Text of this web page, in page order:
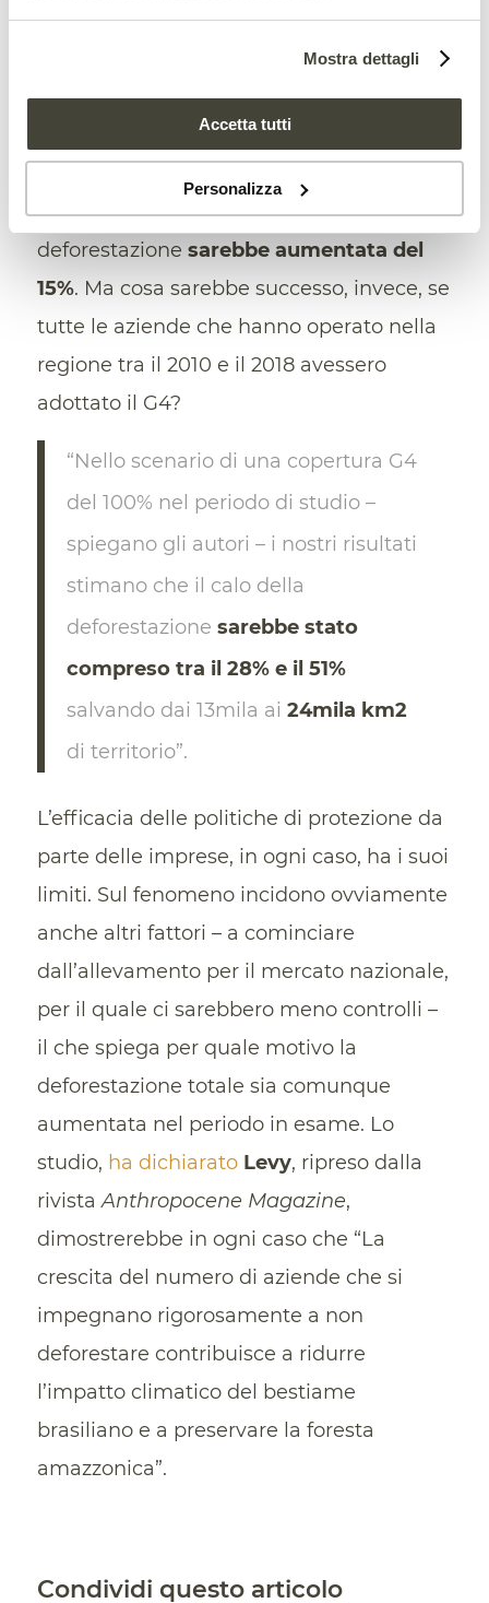
Mostra dettagli
Accetta tutti
Personalizza
La deforestazione si può
Elaborando i modelli matematici, gli
autori hanno così calcolato l’impatto delle
verificando ad esempio che senza il G4 la
deforestazione sarebbe aumentata del
15%. Ma cosa sarebbe successo, invece, se
tutte le aziende che hanno operato nella
regione tra il 2010 e il 2018 avessero
adottato il G4?
“Nello scenario di una copertura G4
del 100% nel periodo di studio –
spiegano gli autori – i nostri risultati
stimano che il calo della
deforestazione sarebbe stato
compreso tra il 28% e il 51%
salvando dai 13mila ai 24mila km2
di territorio”.
L’efficacia delle politiche di protezione da
parte delle imprese, in ogni caso, ha i suoi
limiti. Sul fenomeno incidono ovviamente
anche altri fattori – a cominciare
dall’allevamento per il mercato nazionale,
per il quale ci sarebbero meno controlli –
il che spiega per quale motivo la
deforestazione totale sia comunque
aumentata nel periodo in esame. Lo
studio, ha dichiarato Levy, ripreso dalla
rivistaAnthropocene Magazine,
dimostrerebbe in ogni caso che “La
crescita del numero di aziende che si
impegnano rigorosamente a non
deforestare contribuisce a ridurre
l’impatto climatico del bestiame
brasiliano e a preservare la foresta
amazzonica”.
Condividi questo articolo